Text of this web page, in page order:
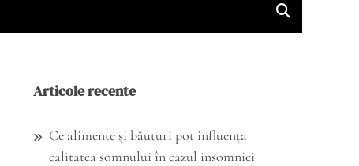
Articole recente
Ce alimente și băuturi pot influența
calitatea somnului în cazul insomniei